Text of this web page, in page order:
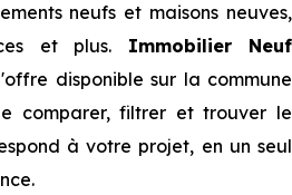
neufs et maisons neuves,
et plus. Immobilier Neuf
disponible sur la commune
comparer, filtrer et trouver le
à votre projet, en un seul